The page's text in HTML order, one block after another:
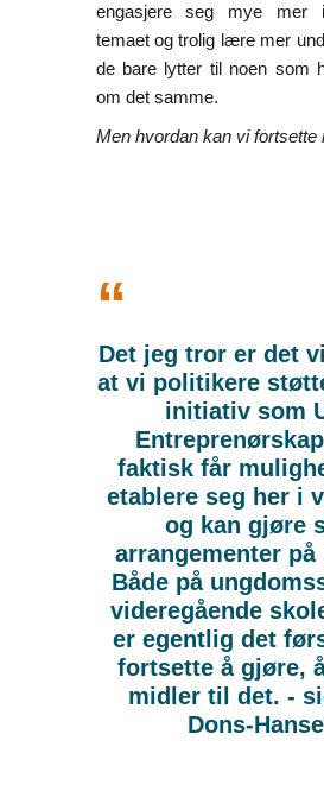
engasjere seg mye mer
temaet og trolig lære mer
de bare lytter til noen som
om det samme.
Men hvordan kan vi fortsette
“
Det jeg tror er det
at vi politikere
initiativ som
faktisk får
etablere seg her i
og kan gjøre
arrangementer på
Både på
videregående
er egentlig det
fortsette å gjøre,
midler til det. -
Dons-